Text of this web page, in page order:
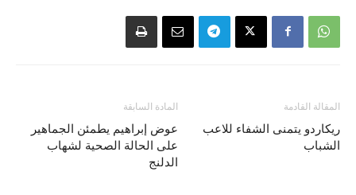
المادة السابقة
عوض إبراهيم يطمئن الجماهير
على الحالة الصحية لشهاب
الدلنج
المقالة القادمة
ريكاردو يتمنى الشفاء للاعب
الشباب